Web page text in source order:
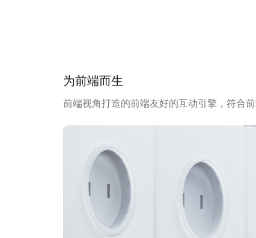
为前端而生
前端视角打造的前端友好的互动引擎，符合